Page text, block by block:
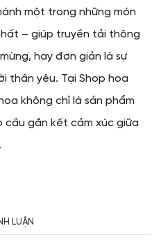
một trong những món
– giúp truyền tải thông
hay đơn giản là sự
thân yêu. Tại Shop hoa
không chỉ là sản phẩm
cầu gắn kết cảm xúc giữa
LUẬN